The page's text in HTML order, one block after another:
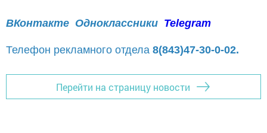
ВКонтакте Одноклассники Telegram
Телефон рекламного отдела 8(843)47-30-0-02.
Перейти на страницу новости